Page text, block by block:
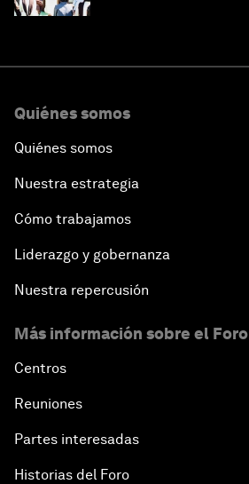
Quiénes somos
Quiénes somos
Nuestra estrategia
Cómo trabajamos
Liderazgo y gobernanza
Nuestra repercusión
Más información sobre el Foro
Centros
Reuniones
Partes interesadas
Historias del Foro